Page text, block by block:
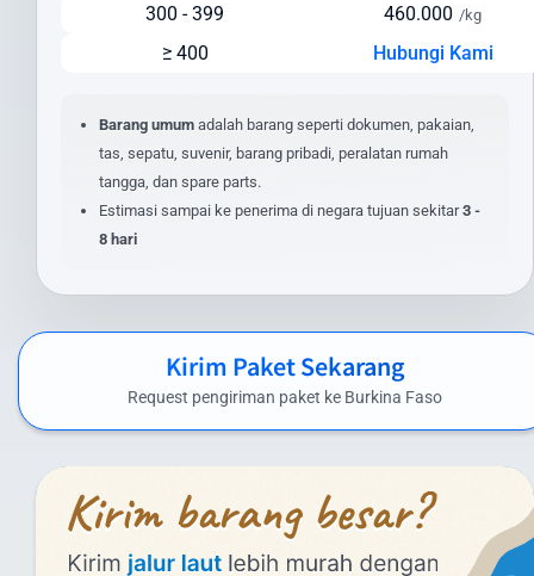
Jenis layanan yang dipilih (express/standard)
Nilai barang dan asuransi (opsional)
Layanan tambahan yang dipilih
Untuk mendapatkan estimasi biaya yang akurat, masukkan detail
pengiriman Anda pada kalkulator biaya di website kami. Anda juga
dapat menghubungi tim layanan pelanggan kami untuk
penawaran khusus pengiriman dalam jumlah besar atau barang
Biaya Kirim Paket ke Burkina Faso yang
Intrasia.id menawarkan biaya kirim paket ke Burkina Faso yang
perkiraan tarif pengiriman paket dari Indonesia ke Burkina Faso
menggunakan layanan kami:
Layanan Udara (Express):
300 - 399 460.000 /kg
≥ 400 Hubungi Kami
Barang umum adalah barang seperti dokumen, pakaian,
tas, sepatu, suvenir, barang pribadi, peralatan rumah
tangga, dan spare parts.
Estimasi sampai ke penerima di negara tujuan sekitar3 -
8 hari
Kirim Paket Sekarang
Request pengiriman paket ke Burkina Faso